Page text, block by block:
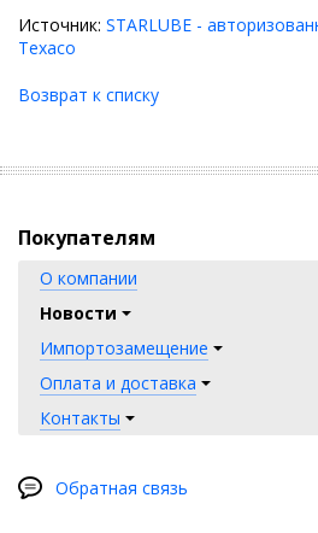
Источник: STARLUBE -
Texaco
Возврат к списку
Покупателям
О компании
Новости
Импортозамещение
Оплата и доставка
Контакты
Обратная связь